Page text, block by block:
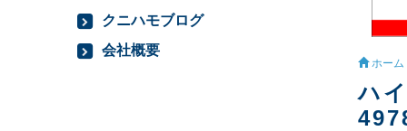
ホーム
ハ
クニハモブログ
会社概要